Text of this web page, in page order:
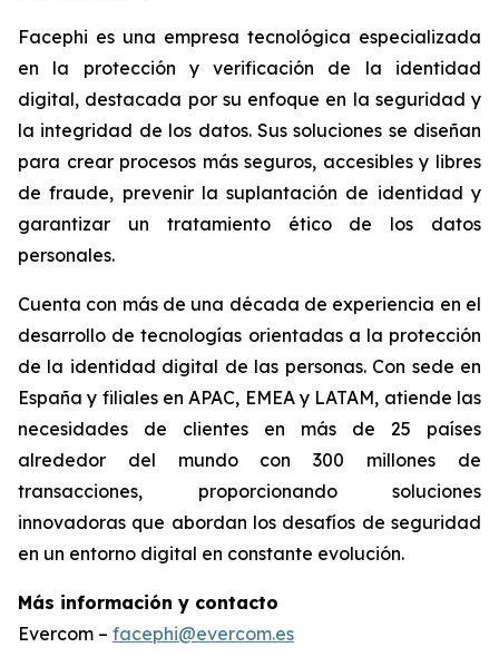
Facephi es una empresa tecnológica especializada
en la protección y verificación de la identidad
digital, destacada por su enfoque en la seguridad y
la integridad de los datos. Sus soluciones se diseñan
para crear procesos más seguros, accesibles y libres
de fraude, prevenir la suplantación de identidad y
garantizar un tratamiento ético de los datos
personales.
Cuenta con más de una década de experiencia en el
desarrollo de tecnologías orientadas a la protección
de la identidad digital de las personas. Con sede en
España y filiales en APAC, EMEA y LATAM, atiende las
necesidades de clientes en más de 25 países
alrededor del mundo con 300 millones de
transacciones, proporcionando soluciones
innovadoras que abordan los desafíos de seguridad
en un entorno digital en constante evolución.
Más información y contacto
Evercom – facephi@evercom.es